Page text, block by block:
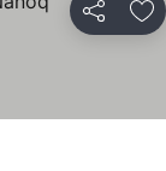
Partilhar